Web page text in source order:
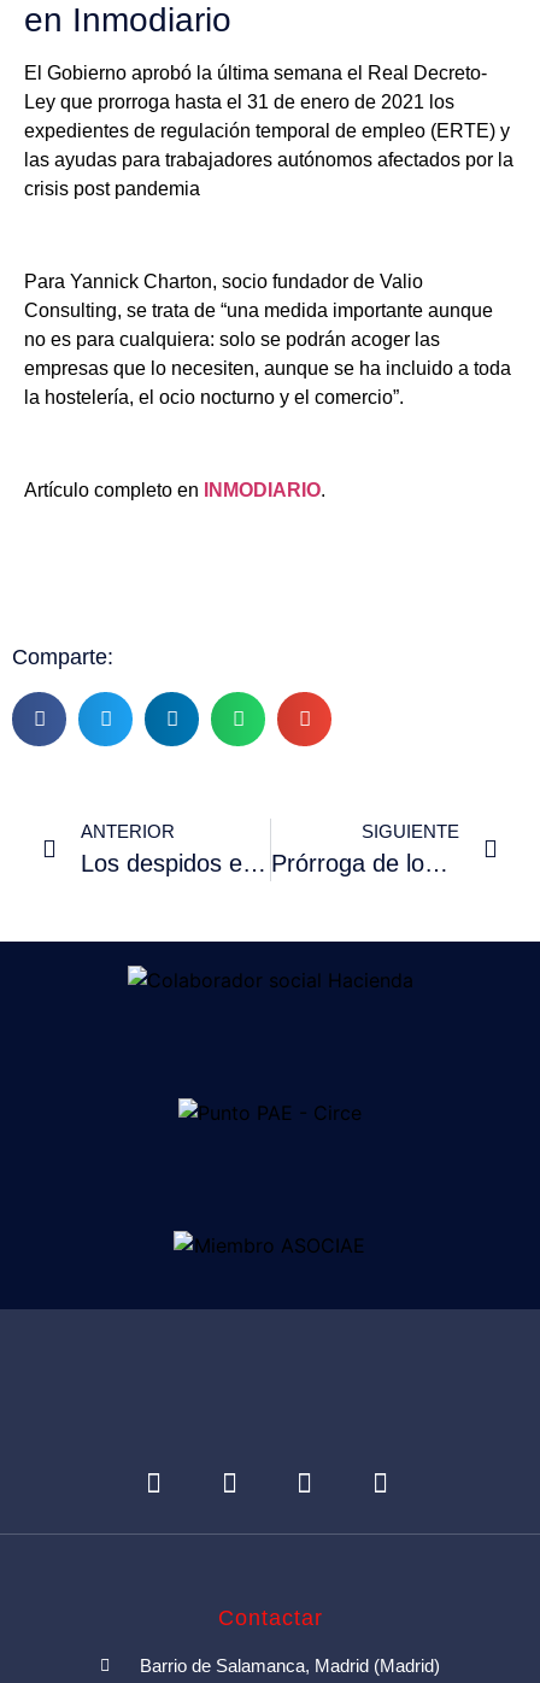
en Inmodiario
El Gobierno aprobó la última semana el Real Decreto-
Ley que prorroga hasta el 31 de enero de 2021 los
expedientes de regulación temporal de empleo (ERTE) y
las ayudas para trabajadores autónomos afectados por la
crisis post pandemia
Para Yannick Charton, socio fundador de Valio
Consulting, se trata de “una medida importante aunque
no es para cualquiera: solo se podrán acoger las
empresas que lo necesiten, aunque se ha incluido a toda
la hostelería, el ocio nocturno y el comercio”.
Artículo completo en INMODIARIO.
Comparte:
ANTERIOR
Los despidos en la era del Covid-19
SIGUIENTE
Prórroga de los ERTEs hasta enero de 2021
Contactar
Barrio de Salamanca, Madrid (Madrid)